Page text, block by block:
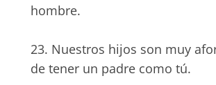
hombre.
23. Nuestros hijos son muy
de tener un padre como tú.